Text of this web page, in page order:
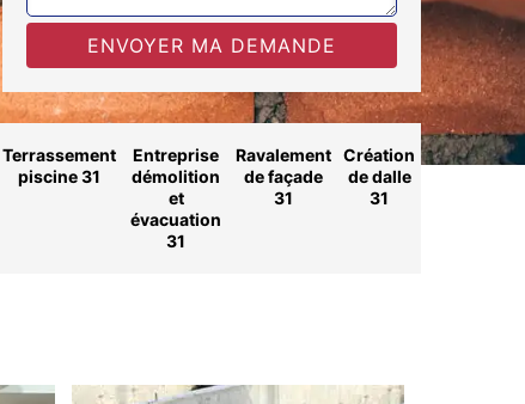
Terrassement
piscine 31
Entreprise
démolition
et
évacuation
31
Ravalement
de façade
31
Création
de dalle
31